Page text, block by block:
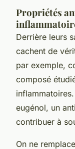
Propriétés
Derrière leurs
cachent de
par exemple,
composé
eugénol, un
contribuer à
On ne